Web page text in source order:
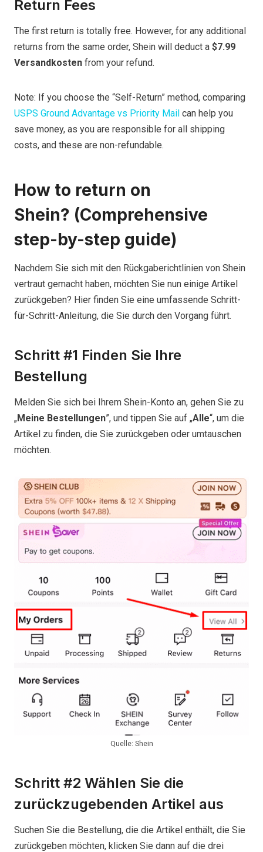
Return Fees
The first return is totally free. However, for any additional
returns from the same order, Shein will deduct a $7.99
Versandkosten from your refund.
Note: If you choose the “Self-Return” method, comparing
USPS Ground Advantage vs Priority Mail can help you
save money, as you are responsible for all shipping
costs, and these are non-refundable.
How to return on
Shein? (Comprehensive
step-by-step guide)
Nachdem Sie sich mit den Rückgaberichtlinien von Shein
vertraut gemacht haben, möchten Sie nun einige Artikel
zurückgeben? Hier finden Sie eine umfassende Schritt-
für-Schritt-Anleitung, die Sie durch den Vorgang führt.
Schritt #1 Finden Sie Ihre
Bestellung
Melden Sie sich bei Ihrem Shein-Konto an, gehen Sie zu
„Meine Bestellungen”, und tippen Sie auf „Alle“, um die
Artikel zu finden, die Sie zurückgeben oder umtauschen
möchten.
Quelle: Shein
Schritt #2 Wählen Sie die
zurückzugebenden Artikel aus
Suchen Sie die Bestellung, die die Artikel enthält, die Sie
zurückgeben möchten, klicken Sie dann auf die drei